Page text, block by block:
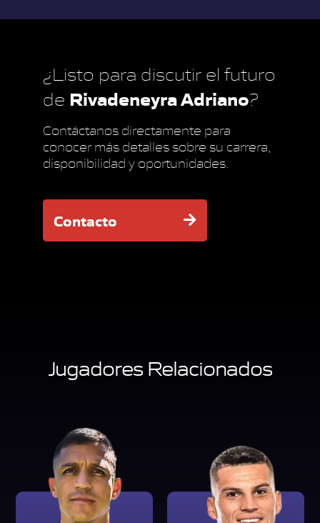
¿Listo para discutir el futuro
de Rivadeneyra Adriano?
Contáctanos directamente para
conocer más detalles sobre su carrera,
disponibilidad y oportunidades.
Contacto
Jugadores Relacionados